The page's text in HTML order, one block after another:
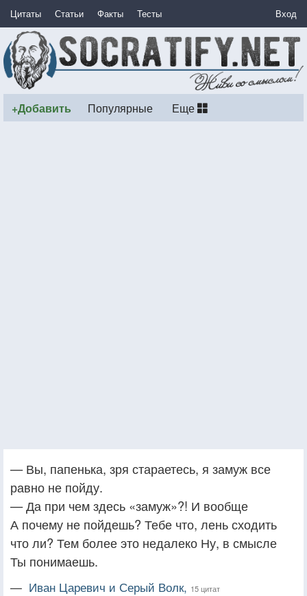
Цитаты Статьи Факты Тесты Вход
+Добавить Популярные Еще
— Вы, папенька, зря стараетесь, я замуж все
равно не пойду.
— Да при чем здесь «замуж»?! И вообще
А почему не пойдешь? Тебе что, лень сходить
что ли? Тем более это недалеко Ну, в смысле
Ты понимаешь.
— Иван Царевич и Серый Волк, 15 цитат